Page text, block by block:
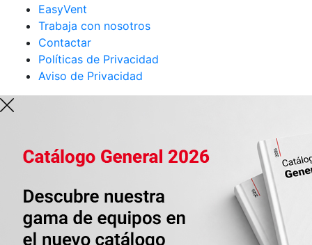
EasyVent
Trabaja con nosotros
Contactar
Políticas de Privacidad
Aviso de Privacidad